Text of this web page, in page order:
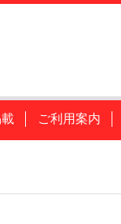
ご利用案内